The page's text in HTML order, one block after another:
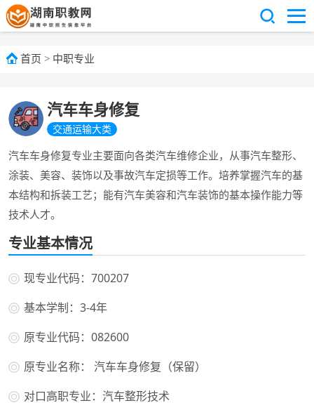
首页 > 中职专业
汽车车身修复
交通运输大类
汽车车身修复专业主要面向各类汽车维修企业，从事汽车整形、
涂装、美容、装饰以及事故汽车定损等工作。培养掌握汽车的基
本结构和拆装工艺；能有汽车美容和汽车装饰的基本操作能力等
技术人才。
专业基本情况
现专业代码：700207
基本学制：3-4年
原专业代码：082600
原专业名称： 汽车车身修复（保留）
对口高职专业：汽车整形技术